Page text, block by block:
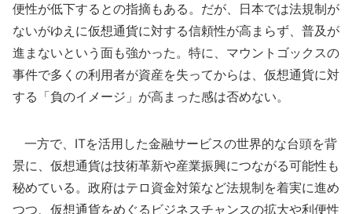
便性が低下するとの指摘もある。だが、日本では法規制が
ないがゆえに仮想通貨に対する信頼性が高まらず、普及が
進まないという面も強かった。特に、マウントゴックスの
事件で多くの利用者が資産を失ってからは、仮想通貨に対
する「負のイメージ」が高まった感は否めない。
一方で、ITを活用した金融サービスの世界的な台頭を背
景に、仮想通貨は技術革新や産業振興につながる可能性も
秘めている。政府はテロ資金対策など法規制を着実に進め
つつ、仮想通貨をめぐるビジネスチャンスの拡大や利便性